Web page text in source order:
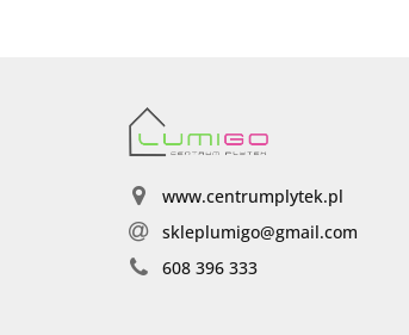
www.centrumplytek.pl
skleplumigo@gmail.com
608 396 333